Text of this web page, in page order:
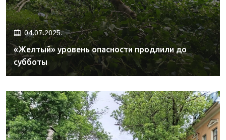
04.07.2025.
«Желтый» уровень опасности продлили до
субботы